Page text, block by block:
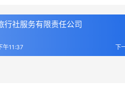
行社服务有限责任公司
下
午11:37